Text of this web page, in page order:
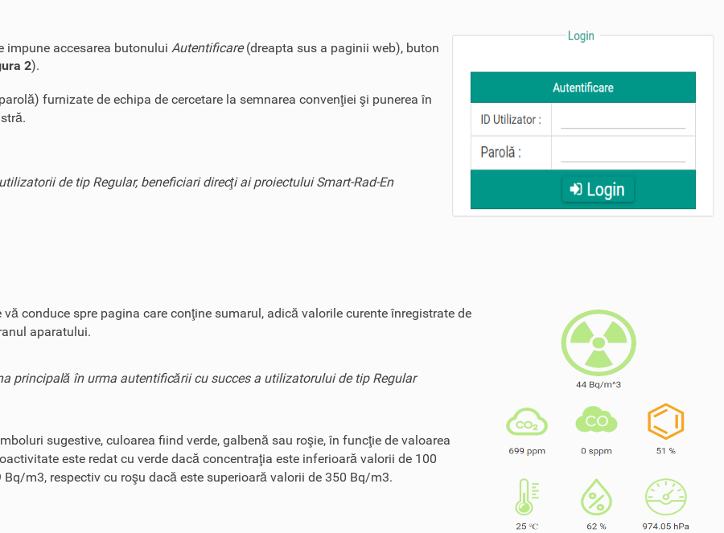
impune accesarea butonului Autentificare(dreapta sus a paginii web), buton
2).
furnizate de echipa de cercetare la semnarea convenţiei şi punerea în
de tip Regular, beneficiari direcţi ai proiectului Smart-Rad-En
conduce spre pagina care conţine sumarul, adică valorile curente înregistrate de
aparatului.
principală în urma autentificării cu succes a utilizatorului de tip Regular
sugestive, culoarea fiind verde, galbenă sau roşie, în funcţie de valoarea
este redat cu verde dacă concentraţia este inferioară valorii de 100
m3, respectiv cu roşu dacă este superioară valorii de 350 Bq/m3.